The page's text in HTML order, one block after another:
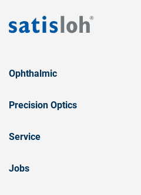
Ophthalmic
Precision Optics
Service
Jobs